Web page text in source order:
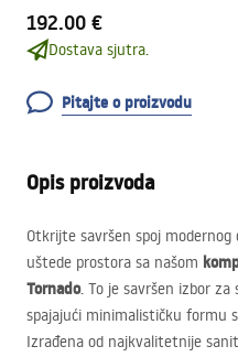
192.00 €
Dostava sjutra.
Pitajte o proizvodu
Opis proizvoda
Otkrijte savršen spoj
uštede prostora sa našom
Tornado. To je savršen izbor
spajajući minimalističku formu
Izrađena od najkvalitetnije